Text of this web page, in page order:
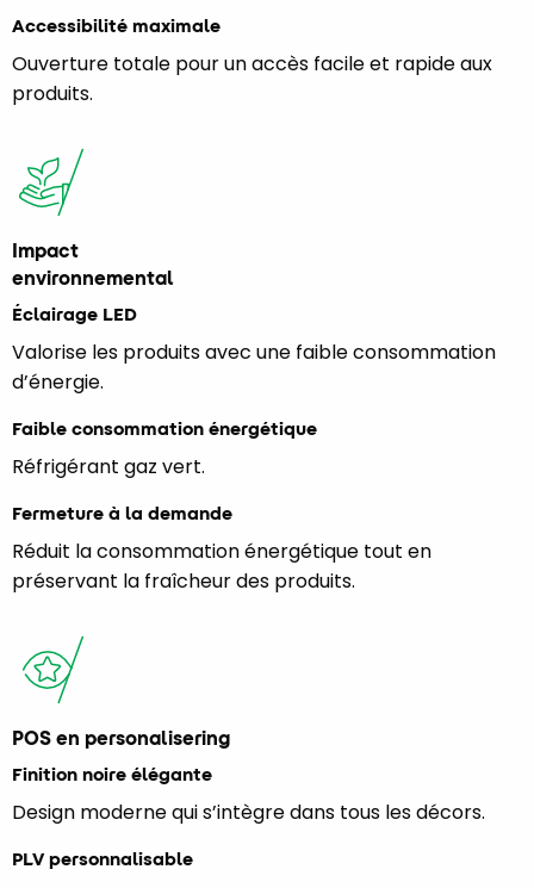
Accessibilité maximale
Ouverture totale pour un accès facile et rapide aux
produits.
Impact
environnemental
Éclairage LED
Valorise les produits avec une faible consommation
d’énergie.
Faible consommation énergétique
Réfrigérant gaz vert.
Fermeture à la demande
Réduit la consommation énergétique tout en
préservant la fraîcheur des produits.
POS en personalisering
Finition noire élégante
Design moderne qui s’intègre dans tous les décors.
PLV personnalisable